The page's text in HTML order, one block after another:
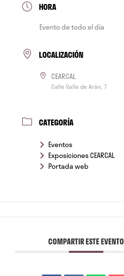
HORA
Evento de todo el día
LOCALIZACIÓN
CEARCAL
Calle Valle de Arán, 7
CATEGORÍA
Eventos
Exposiciones CEARCAL
Portada web
COMPARTIR ESTE EVENTO